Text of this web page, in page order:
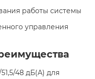
работы системы
управления
48 дБ(А) для